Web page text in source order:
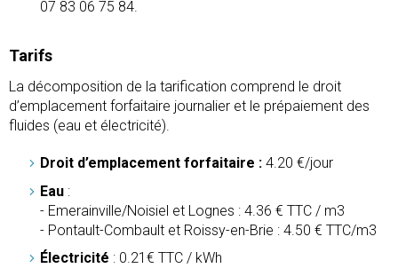
07 83 06 75 84.
Tarifs
La décomposition de la tarification comprend le droit
d’emplacement forfaitaire journalier et le prépaiement des
fluides (eau et électricité).
Droit d’emplacement forfaitaire : 4.20 €/jour
Eau :
- Emerainville/Noisiel et Lognes : 4.36 € TTC / m3
- Pontault-Combault et Roissy-en-Brie : 4.50 € TTC/m3
Électricité : 0.21€ TTC / kWh